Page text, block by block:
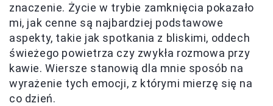
znaczenie. Życie w trybie zamknięcia pokazało
mi, jak cenne są najbardziej podstawowe
aspekty, takie jak spotkania z bliskimi, oddech
świeżego powietrza czy zwykła rozmowa przy
kawie. Wiersze stanowią dla mnie sposób na
wyrażenie tych emocji, z którymi mierzę się na
co dzień.